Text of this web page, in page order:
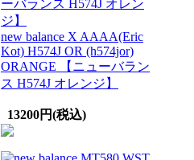
new balance X AAAA(Eric
Kot) H574J OR (h574jor)
ORANGE 【ニューバラン
ス H574J オレンジ】
13200円(税込)